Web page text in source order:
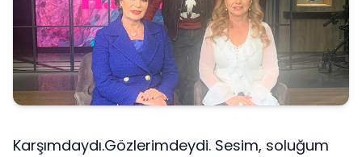
Karşımdaydı.Gözlerimdeydi. Sesim, soluğum